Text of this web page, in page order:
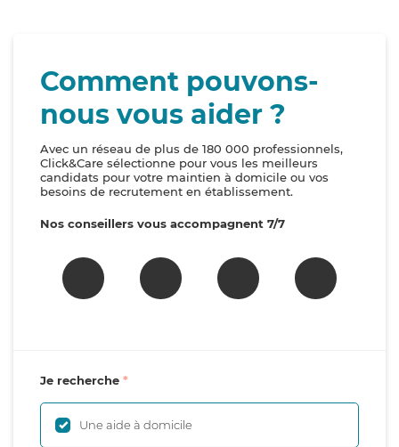
Comment pouvons-
nous vous aider ?
Avec un réseau de plus de 180 000 professionnels,
Click&Care sélectionne pour vous les meilleurs
candidats pour votre maintien à domicile ou vos
besoins de recrutement en établissement.
Nos conseillers vous accompagnent 7/7
Je recherche
Une aide à domicile